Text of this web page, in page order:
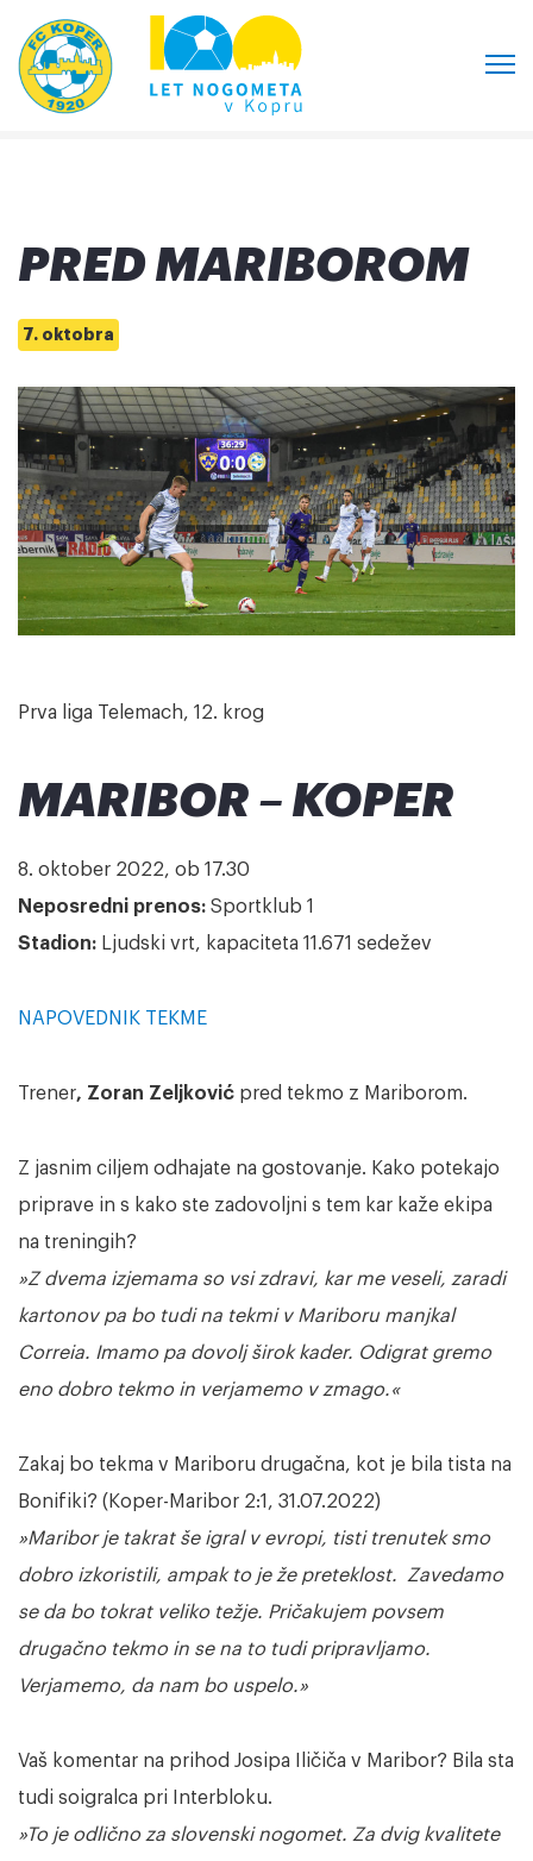
PRED MARIBOROM
7. oktobra
Prva liga Telemach, 12. krog
MARIBOR – KOPER
8. oktober 2022, ob 17.30
Neposredni prenos: Sportklub 1
Stadion: Ljudski vrt, kapaciteta 11.671 sedežev
NAPOVEDNIK TEKME
Trener, Zoran Zeljković pred tekmo z Mariborom.
Z jasnim ciljem odhajate na gostovanje. Kako potekajo
priprave in s kako ste zadovoljni s tem kar kaže ekipa
na treningih?
»Z dvema izjemama so vsi zdravi, kar me veseli, zaradi
kartonov pa bo tudi na tekmi v Mariboru manjkal
Correia. Imamo pa dovolj širok kader. Odigrat gremo
eno dobro tekmo in verjamemo v zmago.«
Zakaj bo tekma v Mariboru drugačna, kot je bila tista na
Bonifiki? (Koper-Maribor 2:1, 31.07.2022)
»Maribor je takrat še igral v evropi, tisti trenutek smo
dobro izkoristili, ampak to je že preteklost. Zavedamo
se da bo tokrat veliko težje. Pričakujem povsem
drugačno tekmo in se na to tudi pripravljamo.
Verjamemo, da nam bo uspelo.»
Vaš komentar na prihod Josipa Iličiča v Maribor? Bila sta
tudi soigralca pri Interbloku.
»To je odlično za slovenski nogomet. Za dvig kvalitete